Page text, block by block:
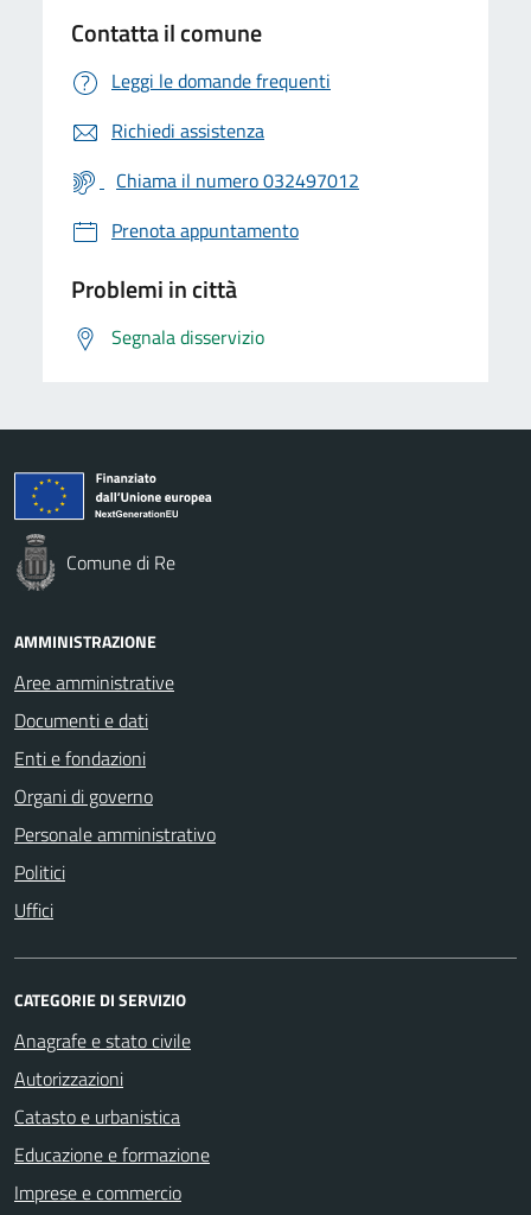
Contatta il comune
Leggi le domande frequenti
Richiedi assistenza
Chiama il numero 032497012
Prenota appuntamento
Problemi in città
Segnala disservizio
Comune di Re
AMMINISTRAZIONE
Aree amministrative
Documenti e dati
Enti e fondazioni
Organi di governo
Personale amministrativo
Politici
Uffici
CATEGORIE DI SERVIZIO
Anagrafe e stato civile
Autorizzazioni
Catasto e urbanistica
Educazione e formazione
Imprese e commercio